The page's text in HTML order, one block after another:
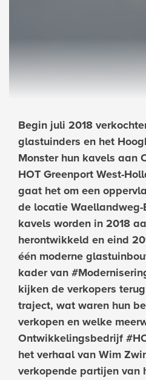
Begin juli 2018
glastuinders en het
Monster hun kavels aan
HOT Greenport West-
gaat het om een
de locatie Waellandweg-
kavels worden in 2018
herontwikkeld en eind
één moderne
kader van
kijken de verkopers
traject, wat waren hun
verkopen en welke
Ontwikkelingsbedrijf
het verhaal van Wim
verkopende partijen van